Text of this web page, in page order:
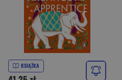
KSIĄŻKA